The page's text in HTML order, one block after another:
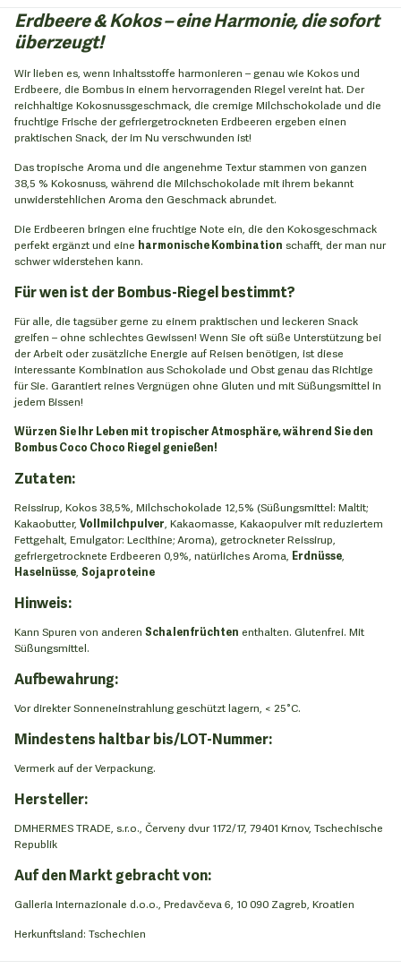
Erdbeere & Kokos – eine Harmonie, die sofort
überzeugt!
Wir lieben es, wenn Inhaltsstoffe harmonieren – genau wie Kokos und
Erdbeere, die Bombus in einem hervorragenden Riegel vereint hat. Der
reichhaltige Kokosnussgeschmack, die cremige Milchschokolade und die
fruchtige Frische der gefriergetrockneten Erdbeeren ergeben einen
praktischen Snack, der im Nu verschwunden ist!
Das tropische Aroma und die angenehme Textur stammen von ganzen
38,5 % Kokosnuss, während die Milchschokolade mit ihrem bekannt
unwiderstehlichen Aroma den Geschmack abrundet.
Die Erdbeeren bringen eine fruchtige Note ein, die den Kokosgeschmack
perfekt ergänzt und eine harmonische Kombination schafft, der man nur
schwer widerstehen kann.
Für wen ist der Bombus-Riegel bestimmt?
Für alle, die tagsüber gerne zu einem praktischen und leckeren Snack
greifen – ohne schlechtes Gewissen! Wenn Sie oft süße Unterstützung bei
der Arbeit oder zusätzliche Energie auf Reisen benötigen, ist diese
interessante Kombination aus Schokolade und Obst genau das Richtige
für Sie. Garantiert reines Vergnügen ohne Gluten und mit Süßungsmittel in
jedem Bissen!
Würzen Sie Ihr Leben mit tropischer Atmosphäre, während Sie den
Bombus Coco Choco Riegel genießen!
Zutaten:
Reissirup, Kokos 38,5%, Milchschokolade 12,5% (Süßungsmittel: Maltit;
Kakaobutter, Vollmilchpulver , Kakaomasse, Kakaopulver mit reduziertem
Fettgehalt, Emulgator: Lecithine; Aroma), getrockneter Reissirup,
gefriergetrocknete Erdbeeren 0,9%, natürliches Aroma, Erdnüsse
Haselnüsse Sojaproteine
Hinweis:
Kann Spuren von anderen Schalenfrüchten enthalten. Glutenfrei. Mit
Süßungsmittel.
Aufbewahrung:
Vor direkter Sonneneinstrahlung geschützt lagern, < 25°C.
Mindestens haltbar bis/LOT-Nummer:
Vermerk auf der Verpackung.
Hersteller:
DMHERMES TRADE, s.r.o., Červeny dvur 1172/17, 79401 Krnov, Tschechische
Republik
Auf den Markt gebracht von:
Galleria Internazionale d.o.o., Predavčeva 6, 10 090 Zagreb, Kroatien
Herkunftsland: Tschechien